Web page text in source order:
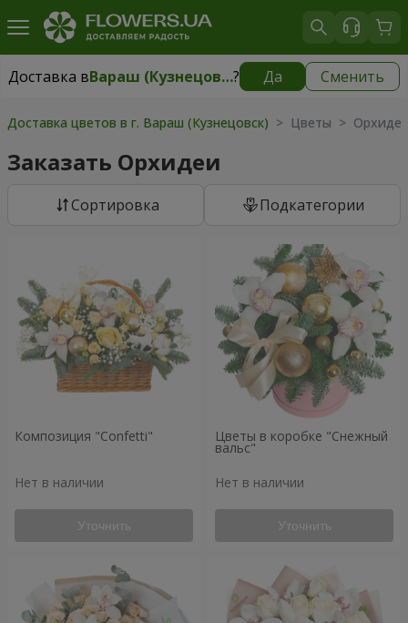
Доставка в Вараш (Кузнецовск)? Да Сменить
Доставка вВараш (Кузнецовск) 1711 грн
Доставка цветов в г. Вараш (Кузнецовск) > Цветы >
Заказать Орхидеи
Cортировка Подкатегории
Композиция "Confetti"
Нет в наличии
Уточнить
Цветы в коробке "Снежный
вальс"
Нет в наличии
Уточнить